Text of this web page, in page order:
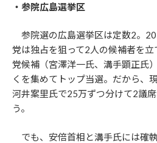
・参院広島選挙区
参院選の広島選挙区は定数2。
党は独占を狙って2人の候補者を
党候補（宮澤洋一氏、溝手顕正氏
くを集めてトップ当選。だから、
河井案里氏で25万ずつ分けて2議
う。
でも、安倍首相と溝手氏には確